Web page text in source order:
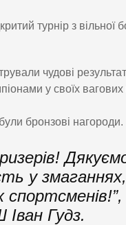
турнір з
чудові
у своїх вагових
бронзові нагороди.
у
Гудз.